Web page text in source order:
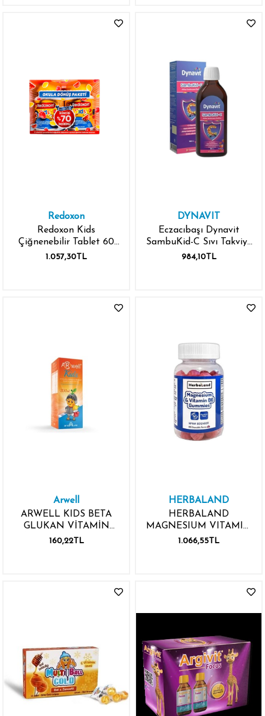
Redoxon
Redoxon Kids
Çiğnenebilir Tablet 60
Adet Avantajlı Paket
1.057,30TL
DYNAVIT
Eczacıbaşı Dynavit
SambuKid-C Sıvı Takviye
Edici Gıda 150 ml
984,10TL
Arwell
ARWELL KIDS BETA
GLUKAN VİTAMİN
MİNERALLER İÇEREN
160,22TL
HERBALAND
HERBALAND
MAGNESIUM VITAMIN
B6 60 GUMMIES
1.066,55TL